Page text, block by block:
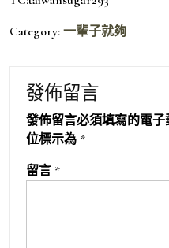
Category: 一輩子就夠
發佈留言
發佈留言必須填寫的電子
位標示為 *
留言 *